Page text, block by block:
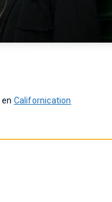
en Californication